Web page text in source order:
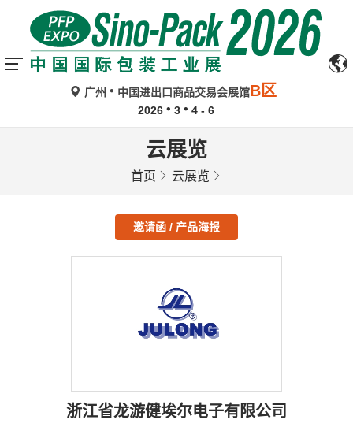
广州 中国进出口商品交易会展馆B区
2026 3 4 - 6
云展览
首页 云展览
邀请函 / 产品海报
浙江省龙游健埃尔电子有限公司